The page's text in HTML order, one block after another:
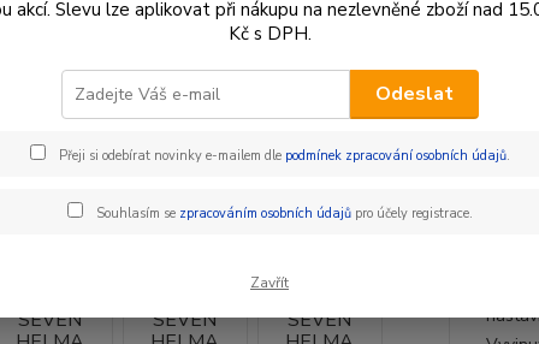
7IDP -
- SEVEN HELMA PROJECT 23
akcí. Slevu lze aplikovat při nákupu na nezlevněné zboží nad
Kč s DPH.
Odeslat
Přeji si odebírat novinky e-mailem dle podmínek zpracování osobních údajů.
Souhlasím se zpracováním osobních údajůpro účely registrace.
Zavřít